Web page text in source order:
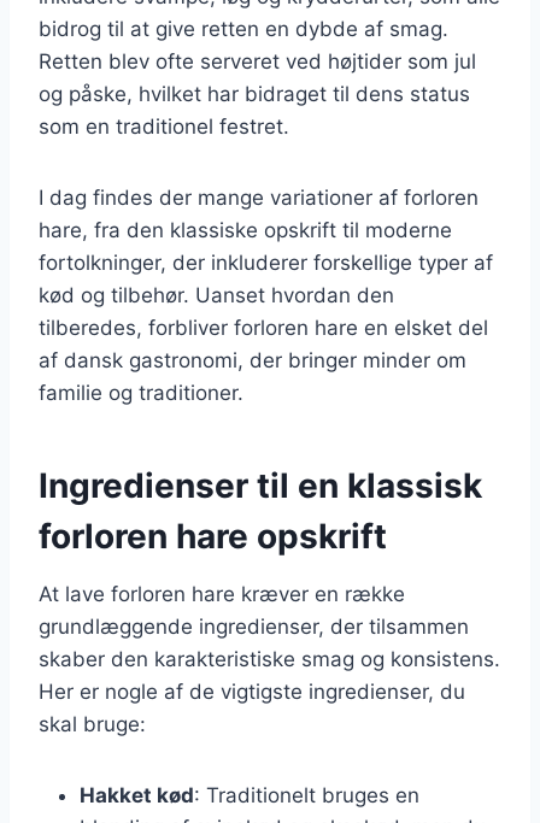
bidrog til at give retten en dybde af smag.
Retten blev ofte serveret ved højtider som jul
og påske, hvilket har bidraget til dens status
som en traditionel festret.
I dag findes der mange variationer af forloren
hare, fra den klassiske opskrift til moderne
fortolkninger, der inkluderer forskellige typer af
kød og tilbehør. Uanset hvordan den
tilberedes, forbliver forloren hare en elsket del
af dansk gastronomi, der bringer minder om
familie og traditioner.
Ingredienser til en klassisk
forloren hare opskrift
At lave forloren hare kræver en række
grundlæggende ingredienser, der tilsammen
skaber den karakteristiske smag og konsistens.
Her er nogle af de vigtigste ingredienser, du
skal bruge:
Hakket kød: Traditionelt bruges en